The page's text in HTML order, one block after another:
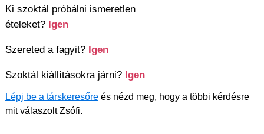
Ki szoktál próbálni ismeretlen
ételeket? Igen
Szereted a fagyit? Igen
Szoktál kiállításokra járni? Igen
Lépj be a társkeresőre és nézd meg, hogy a többi kérdésre
mit válaszolt Zsófi.